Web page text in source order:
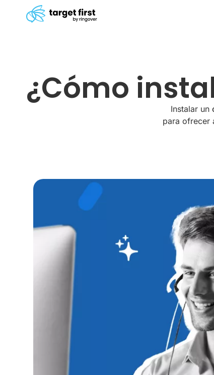
¿Cómo
Instalar un
para ofrecer